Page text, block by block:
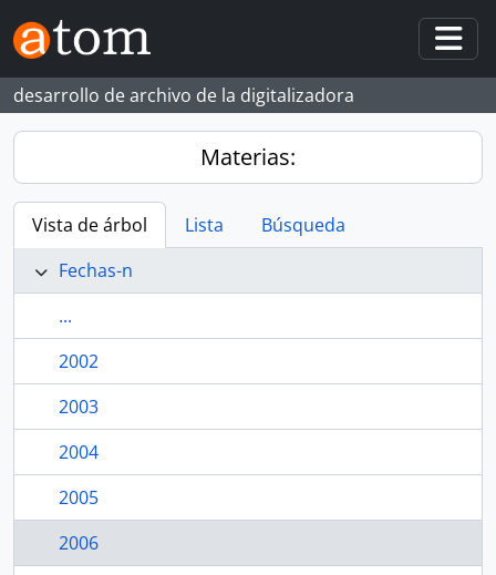
Skip to main content
desarrollo de archivo de la digitalizadora
Materias:
Vista de árbol Lista
Búsqueda
Fechas-n
...
2002
2003
2004
2005
2006